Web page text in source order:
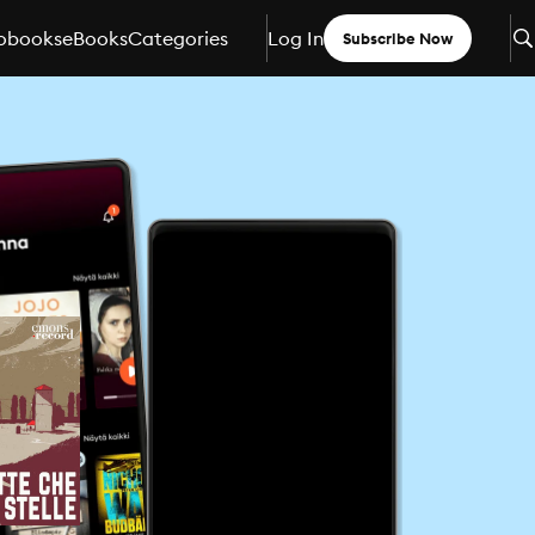
eBooksCategories Log In Subscribe Now